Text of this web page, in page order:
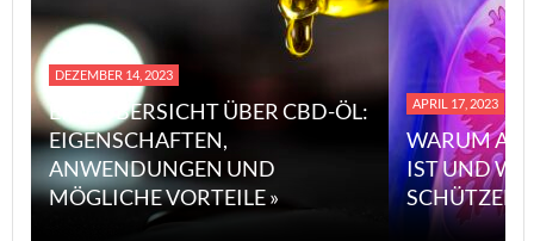
DEZEMBER 14, 2023
EINE ÜBERSICHT ÜBER CBD-ÖL:
EIGENSCHAFTEN,
ANWENDUNGEN UND
MÖGLICHE VORTEILE »
APRIL 17, 2023
WARUM
IST UND
SCHÜTZEN